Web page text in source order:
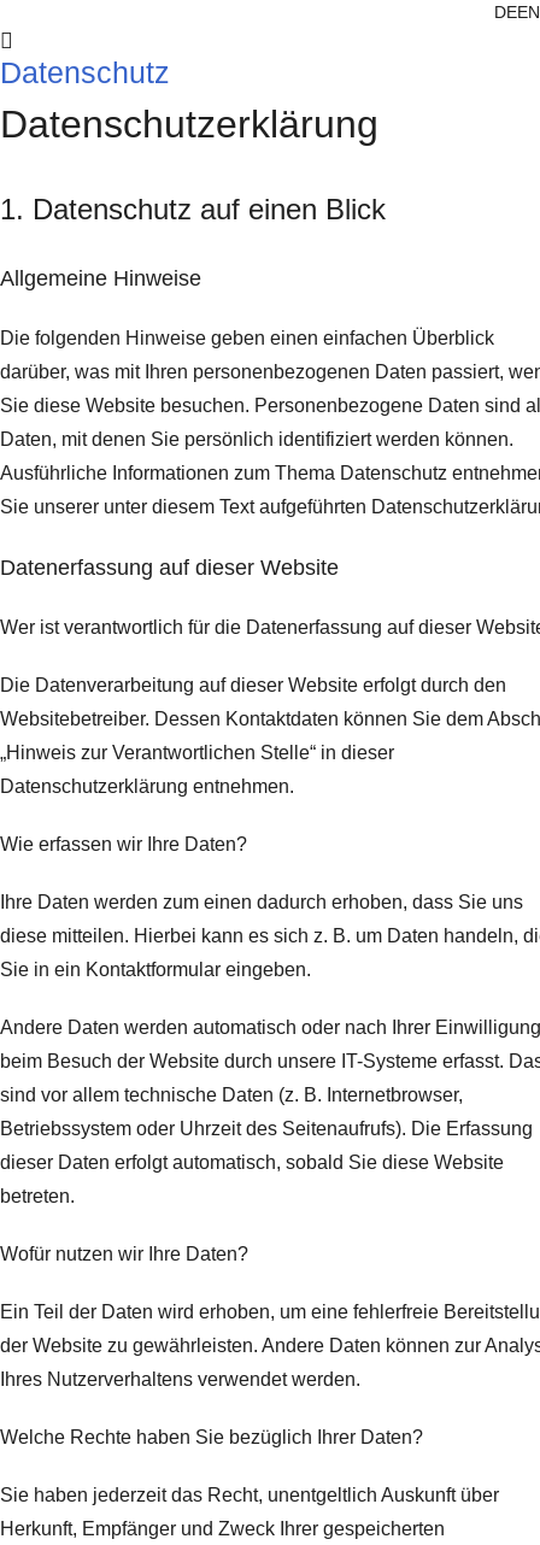
DEEN
Datenschutz
Datenschutz­erklärung
1. Datenschutz auf einen Blick
Allgemeine Hinweise
Die folgenden Hinweise geben einen einfachen Überblick
darüber, was mit Ihren personenbezogenen Daten passiert,
Sie diese Website besuchen. Personenbezogene Daten sind
Daten, mit denen Sie persönlich identifiziert werden können.
Ausführliche Informationen zum Thema Datenschutz
Sie unserer unter diesem Text aufgeführten
Datenerfassung auf dieser Website
Wer ist verantwortlich für die Datenerfassung auf dieser
Die Datenverarbeitung auf dieser Website erfolgt durch den
Websitebetreiber. Dessen Kontaktdaten können Sie dem
„Hinweis zur Verantwortlichen Stelle“ in dieser
Datenschutzerklärung entnehmen.
Wie erfassen wir Ihre Daten?
Ihre Daten werden zum einen dadurch erhoben, dass Sie uns
diese mitteilen. Hierbei kann es sich z. B. um Daten handeln,
Sie in ein Kontaktformular eingeben.
Andere Daten werden automatisch oder nach Ihrer Einwilligung
beim Besuch der Website durch unsere IT-Systeme erfasst.
sind vor allem technische Daten (z. B. Internetbrowser,
Betriebssystem oder Uhrzeit des Seitenaufrufs). Die Erfassung
dieser Daten erfolgt automatisch, sobald Sie diese Website
betreten.
Wofür nutzen wir Ihre Daten?
Ein Teil der Daten wird erhoben, um eine fehlerfreie
der Website zu gewährleisten. Andere Daten können zur
Ihres Nutzerverhaltens verwendet werden.
Welche Rechte haben Sie bezüglich Ihrer Daten?
Sie haben jederzeit das Recht, unentgeltlich Auskunft über
Herkunft, Empfänger und Zweck Ihrer gespeicherten